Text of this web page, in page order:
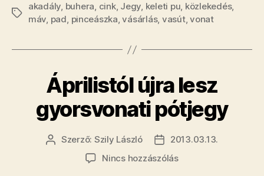
elrettenteni
az
Címkék
akadály, buhera, cink, Jegy, keleti pu, közlekedés,
máv, pad, pinceászka,vásárlás, vasút,vonat
Áprilistól újra lesz
gyorsvonati pótjegy
Bejegyzés
Szerző: Szily László
Bejegyzés
dátuma
2013.03.13.
Nincs hozzászólása(z)